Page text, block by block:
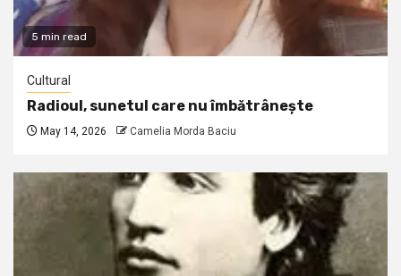
5 min read
Cultural
Radioul, sunetul care nu îmbătrânește
May 14, 2026 Camelia Morda Baciu